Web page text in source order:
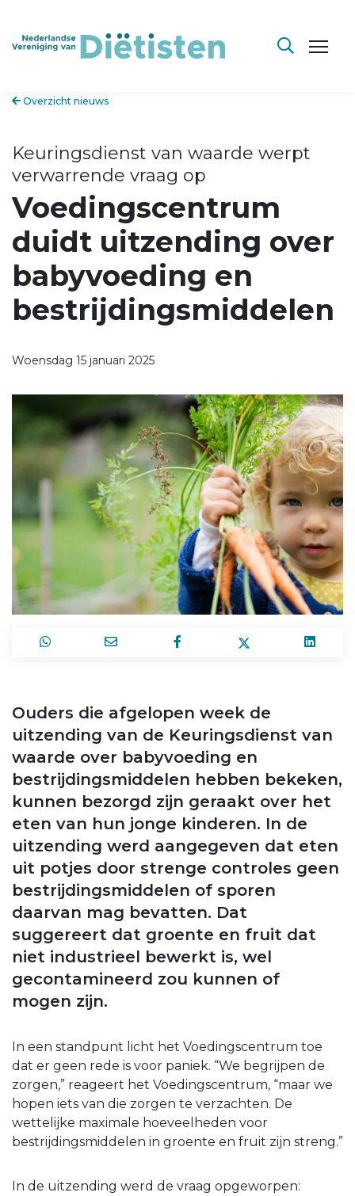
Overzicht nieuws
Keuringsdienst van waarde werpt
verwarrende vraag op
Voedingscentrum
duidt uitzending over
babyvoeding en
bestrijdingsmiddelen
Woensdag 15 januari 2025
Ouders die afgelopen week de
uitzending van de Keuringsdienst van
waarde over babyvoeding en
bestrijdingsmiddelen hebben bekeken,
kunnen bezorgd zijn geraakt over het
eten van hun jonge kinderen. In de
uitzending werd aangegeven dat eten
uit potjes door strenge controles geen
bestrijdingsmiddelen of sporen
daarvan mag bevatten. Dat
suggereert dat groente en fruit dat
niet industrieel bewerkt is, wel
gecontamineerd zou kunnen of
mogen zijn.
In een standpunt licht het Voedingscentrum toe
dat er geen rede is voor paniek. “We begrijpen de
zorgen,” reageert het Voedingscentrum, “maar we
hopen iets van die zorgen te verzachten. De
wettelijke maximale hoeveelheden voor
bestrijdingsmiddelen in groente en fruit zijn streng.”
In de uitzending werd de vraag opgeworpen: